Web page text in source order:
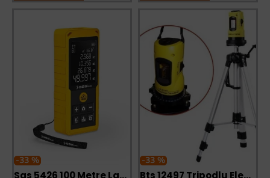
-33 %
Sgs 5426 100 Metre Lazer Metre
-33 %
Bts 12497 Tripodlu Elektronik Lazer Terazi Set